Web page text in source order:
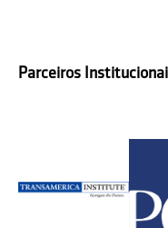
Parceiros